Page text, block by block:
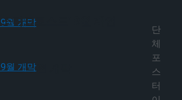
트’ 9월 개막
타크로스드’ 9월 재연
단
체
포
스
터